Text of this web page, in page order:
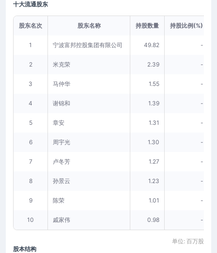
十大流通股东
股东名次 股东名称 持股数量 持股比例(%)
1 宁波富邦控股集团有限公司 49.82 -
2 米克荣 2.39 -
3 马仲华 1.55 -
4 谢锦和 1.39 -
5 章安 1.31 -
6 周宇光 1.30 -
7 卢冬芳 1.27 -
8 孙景云 1.23 -
9 陈荣 1.01 -
10 戚家伟 0.98 -
单位: 百万股
股本结构